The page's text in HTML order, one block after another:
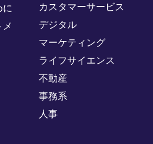
に
カスタマーサービス
デジタル
マーケティング
ライフサイエンス
不動産
事務系
人事